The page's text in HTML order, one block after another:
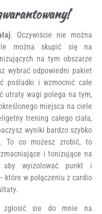
. Oczywiście nie można
można skupić się na
na tym obszarze
wybrać odpowiedni pakiet
pośladki i wzmocnić całe
utraty wagi polega na tym,
miejsca na ciele
trening całego ciała,
wyniki bardzo szybko
To co możesz zrobić, to
i tonizujące na
aby wyizolować punkt i
które w połączeniu z cardio
zgłosić sie do mnie na